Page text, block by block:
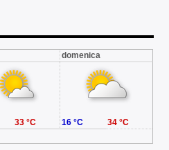
domenica
33 °C 16 °C 34 °C